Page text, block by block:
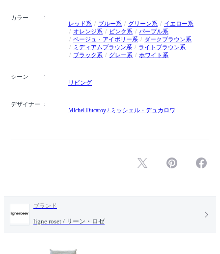
カラー
レッド系
ブルー系 グリーン系
イエロー系
オレンジ系
ピンク系
パープル系
ベージュ・アイボリー系
ダークブラウン系
ミディアムブラウン系
ライトブラウン系
ブラック系
グレー系 ホワイト系
シーン
リビング
デザイナー
Michel Ducaroy / ミッシェル・デュカロワ
ブランド
ligne roset / リーン・ロゼ